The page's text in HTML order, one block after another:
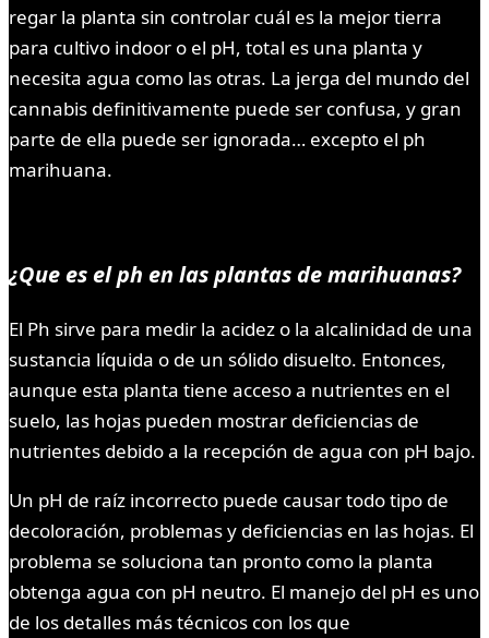
regar la planta sin controlar cuál es la mejor tierra
para cultivo indoor o el pH, total es una planta y
necesita agua como las otras. La jerga del mundo del
cannabis definitivamente puede ser confusa, y gran
parte de ella puede ser ignorada… excepto el ph
marihuana.
¿Que es el ph en las plantas de marihuanas?
El Ph sirve para medir la acidez o la alcalinidad de una
sustancia líquida o de un sólido disuelto. Entonces,
aunque esta planta tiene acceso a nutrientes en el
suelo, las hojas pueden mostrar deficiencias de
nutrientes debido a la recepción de agua con pH bajo.
Un pH de raíz incorrecto puede causar todo tipo de
decoloración, problemas y deficiencias en las hojas. El
problema se soluciona tan pronto como la planta
obtenga agua con pH neutro. El manejo del pH es uno
de los detalles más técnicos con los que